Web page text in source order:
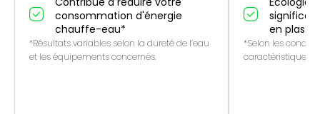
consommation d'énergie
chauffe-eau*
*Résultats variables selon la dureté de l’eau
et les équipements concernés.
en
*Selon les
caractéristiques